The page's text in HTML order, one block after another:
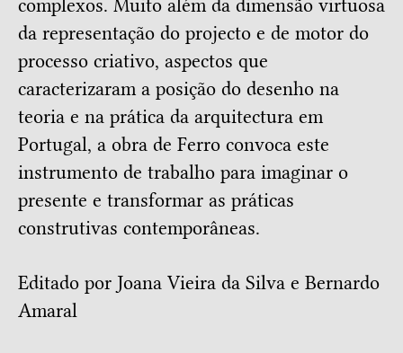
complexos. Muito além da dimensão virtuosa
da representação do projecto e de motor do
processo criativo, aspectos que
caracterizaram a posição do desenho na
teoria e na prática da arquitectura em
Portugal, a obra de Ferro convoca este
instrumento de trabalho para imaginar o
presente e transformar as práticas
construtivas contemporâneas.
Editado por Joana Vieira da Silva e Bernardo
Amaral